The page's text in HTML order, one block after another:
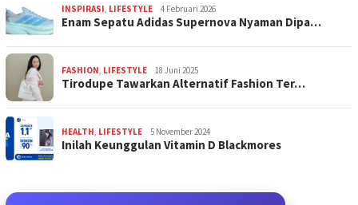
INSPIRASI LIFESTYLE 4 Februari 2026
Enam Sepatu Adidas Supernova Nyaman Dipa…
FASHION LIFESTYLE 18 Juni 2025
Tirodupe Tawarkan Alternatif Fashion Ter…
HEALTH LIFESTYLE 5 November 2024
Inilah Keunggulan Vitamin D Blackmores